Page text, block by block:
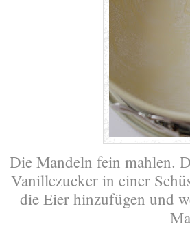
Die Mandeln fein mahlen.
Vanillezucker in einer
die Eier hinzufügen und